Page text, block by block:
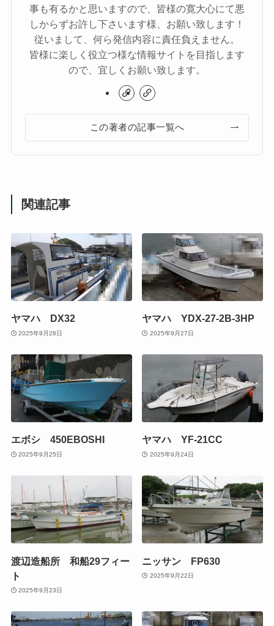
事も有るかと思いますので、皆様の寛大心にて悪
しからずお許し下さいます様、お願い致します！
従いまして、何ら発信内容に責任負えません。
皆様に楽しく役立つ様な情報サイトを目指します
ので、宜しくお願い致します。
この著者の記事一覧へ
関連記事
ヤマハ DX32
2025年9月28日
ヤマハ YDX-27-2B-3HP
2025年9月27日
エボシ 450EBOSHI
2025年9月25日
ヤマハ YF-21CC
2025年9月24日
渡辺造船所 和船29フィー
ト
2025年9月23日
ニッサン FP630
2025年9月22日